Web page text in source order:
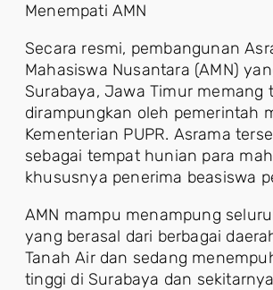
Menempati AMN
Secara resmi, pembangunan
Mahasiswa Nusantara (AMN)
Surabaya, Jawa Timur memang
dirampungkan oleh pemerintah
Kementerian PUPR. Asrama
sebagai tempat hunian para
khususnya penerima beasiswa
AMN mampu menampung
yang berasal dari berbagai
Tanah Air dan sedang
tinggi di Surabaya dan